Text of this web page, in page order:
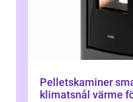
Pelletskaminer smart, trygg och
klimatsnål värme